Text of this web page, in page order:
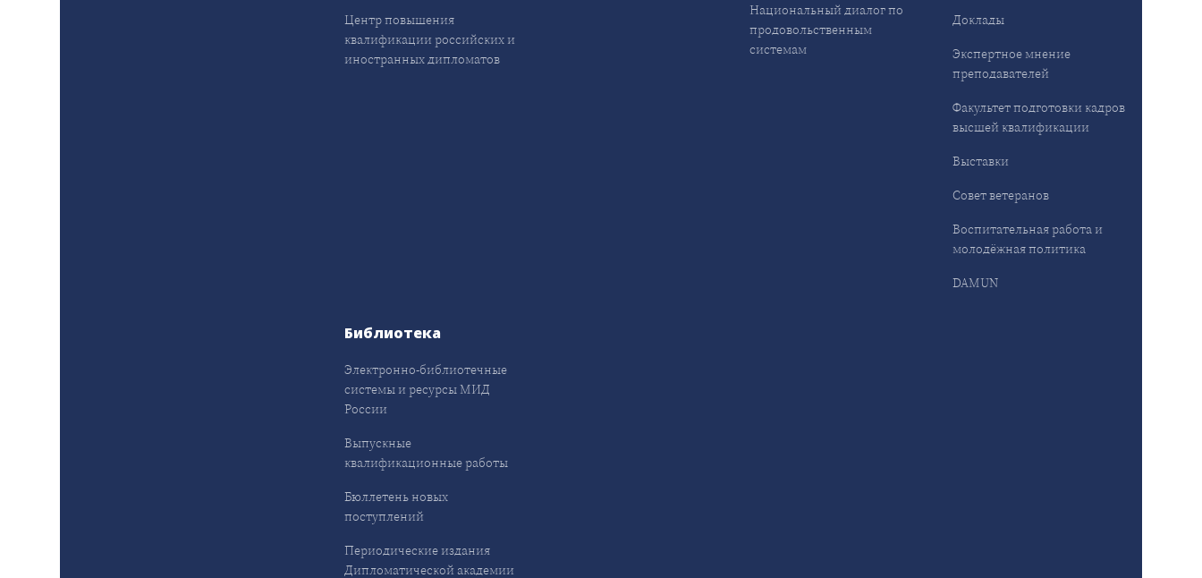
Центр повышения
квалификации российских и
иностранных дипломатов
Национальный диалог по
продовольственным
системам
Доклады
Экспертное мнение
преподавателей
Факультет подготовки кадров
высшей квалификации
Выставки
Совет ветеранов
Воспитательная работа и
молодёжная политика
DAMUN
Библиотека
Электронно-библиотечные
системы и ресурсы МИД
России
Выпускные
квалификационные работы
Бюллетень новых
поступлений
Периодические издания
Дипломатической академии